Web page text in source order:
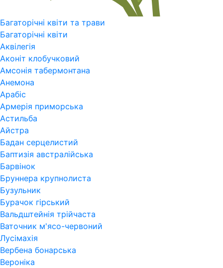
Багаторічні квіти та трави
Багаторічні квіти
Аквілегія
Аконіт клобучковий
Амсонія табермонтана
Анемона
Арабіс
Армерія приморська
Астильба
Айстра
Бадан серцелистий
Баптизія австралійська
Барвінок
Бруннера крупнолиста
Бузульник
Бурачок гірський
Вальдштейнія трійчаста
Ваточник м'ясо-червоний
Лусімахія
Вербена бонарська
Вероніка